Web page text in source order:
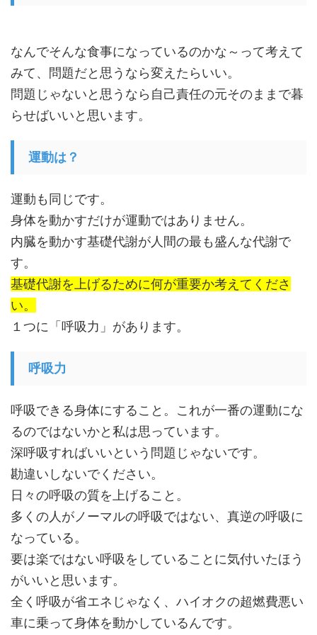
なんでそんな食事になっているのかな～って考えて
みて、問題だと思うなら変えたらいい。
問題じゃないと思うなら自己責任の元そのままで暮
らせばいいと思います。
運動は？
運動も同じです。
身体を動かすだけが運動ではありません。
内臓を動かす基礎代謝が人間の最も盛んな代謝で
す。
基礎代謝を上げるために何が重要か考えてくださ
い。
１つに「呼吸力」があります。
呼吸力
呼吸できる身体にすること。これが一番の運動にな
るのではないかと私は思っています。
深呼吸すればいいという問題じゃないです。
勘違いしないでください。
日々の呼吸の質を上げること。
多くの人がノーマルの呼吸ではない、真逆の呼吸に
なっている。
要は楽ではない呼吸をしていることに気付いたほう
がいいと思います。
全く呼吸が省エネじゃなく、ハイオクの超燃費悪い
車に乗って身体を動かしているんです。